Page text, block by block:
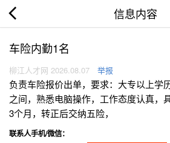
信息内容
车险内勤1名
柳江人才网 2026.08.07 举报
负责车险报价出单，要求：大专以上学
之间，熟悉电脑操作，工作态度认真，
3个月，转正后交纳五险，
联系人手机/微信：